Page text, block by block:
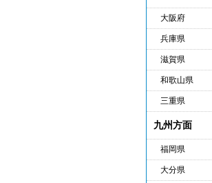
大阪府
兵庫県
滋賀県
和歌山県
三重県
九州方面
福岡県
大分県